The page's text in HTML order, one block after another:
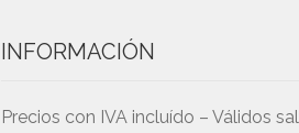
INFORMACIÓN
Precios con IVA incluído – Válidos